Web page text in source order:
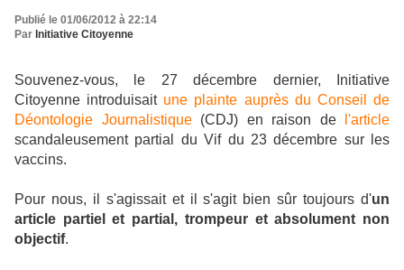
Publié le 01/06/2012 à 22:14
Par Initiative Citoyenne
Souvenez-vous, le 27 décembre dernier, Initiative
Citoyenne introduisait une plainte auprès du Conseil de
Déontologie Journalistique(CDJ) en raison de
l'article
scandaleusement partial du Vif du 23 décembre sur les
vaccins.
Pour nous, il s'agissait et il s'agit bien sûr toujours d'un
article partiel et partial, trompeur et absolument non
objectif.